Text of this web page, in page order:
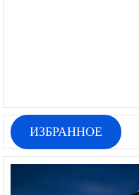
ИЗБРАННОЕ